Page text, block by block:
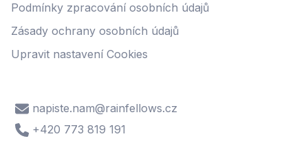
Podmínky zpracování osobních údajů
Zásady ochrany osobních údajů
Upravit nastavení Cookies
napiste.nam@rainfellows.cz
+420 773 819 191